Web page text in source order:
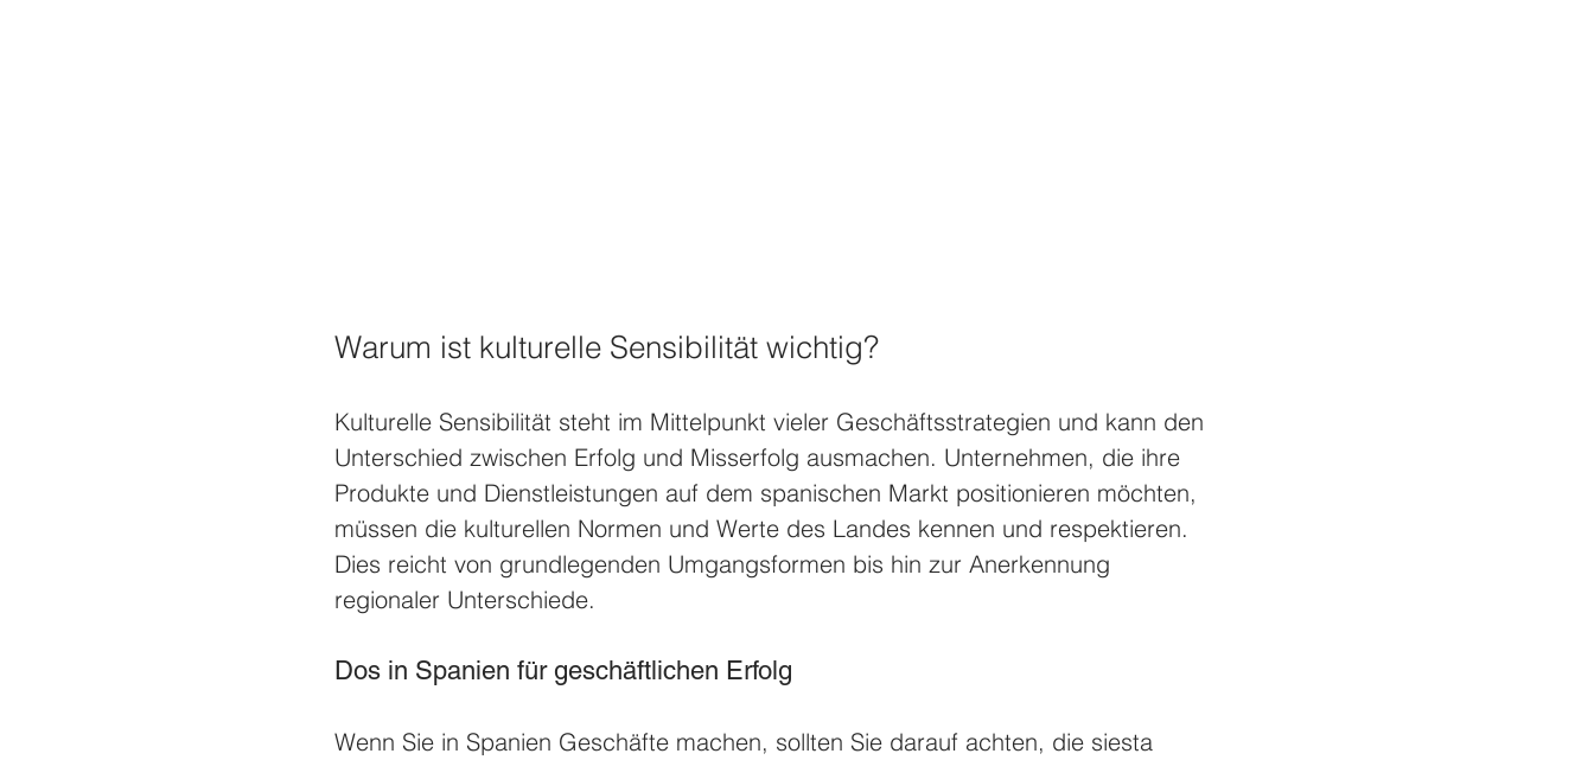
Warum ist kulturelle Sensibilität wichtig?
Kulturelle Sensibilität steht im Mittelpunkt vieler Geschäftsstrategien und kann den
Unterschied zwischen Erfolg und Misserfolg ausmachen. Unternehmen, die ihre
Produkte und Dienstleistungen auf dem spanischen Markt positionieren möchten,
müssen die kulturellen Normen und Werte des Landes kennen und respektieren.
Dies reicht von grundlegenden Umgangsformen bis hin zur Anerkennung
regionaler Unterschiede.
Dos in Spanien für geschäftlichen Erfolg
Wenn Sie in Spanien Geschäfte machen, sollten Sie darauf achten, die siesta